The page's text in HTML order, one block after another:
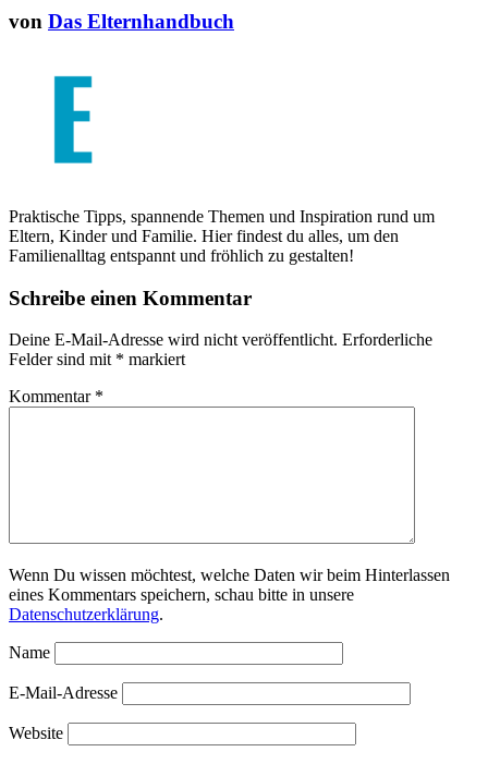
von Das Elternhandbuch
Praktische Tipps, spannende Themen und Inspiration rund um
Eltern, Kinder und Familie. Hier findest du alles, um den
Familienalltag entspannt und fröhlich zu gestalten!
Schreibe einen Kommentar
Deine E-Mail-Adresse wird nicht veröffentlicht. Erforderliche
Felder sind mit * markiert
Kommentar *
Wenn Du wissen möchtest, welche Daten wir beim Hinterlassen
eines Kommentars speichern, schau bitte in unsere
Datenschutzerklärung.
Name
E-Mail-Adresse
Website